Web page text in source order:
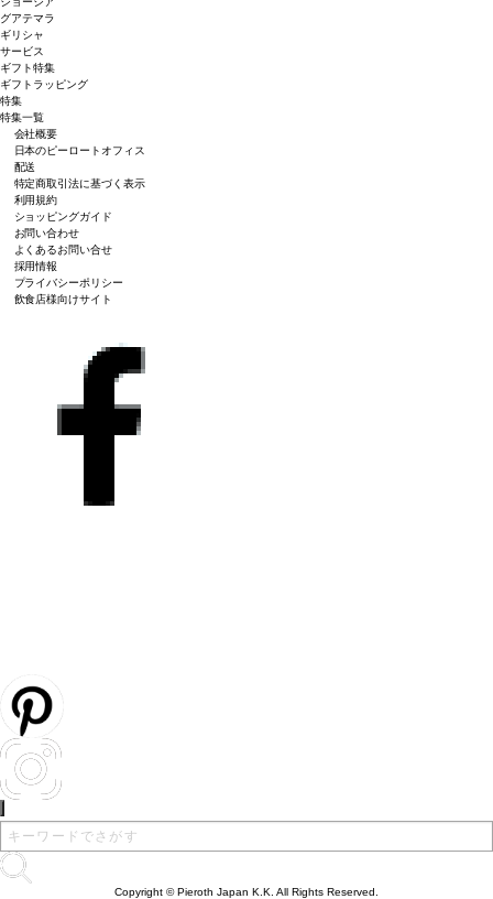
グアテマラ
ギリシャ
サービス
ギフト特集
ギフトラッピング
特集
特集一覧
会社概要
日本のピーロートオフィス
配送
特定商取引法に基づく表示
利用規約
ショッピングガイド
お問い合わせ
よくあるお問い合せ
採用情報
プライバシーポリシー
飲食店様向けサイト
Copyright © Pieroth Japan K.K. All Rights Reserved.